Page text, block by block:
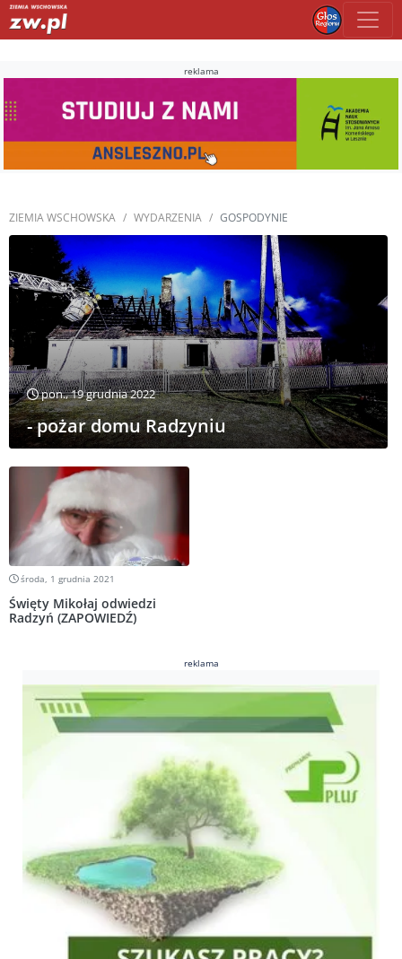
reklama
ZIEMIA WSCHOWSKA WYDARZENIA GOSPODYNIE
pon., 19 grudnia 2022
- pożar domu Radzyniu
środa, 1 grudnia 2021
Święty Mikołaj odwiedzi
Radzyń (ZAPOWIEDŹ)
reklama